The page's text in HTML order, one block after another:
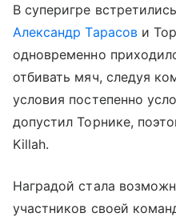
В суперигре
Александр Тарасови
одновременно
отбивать мяч, следуя
условия постепенно
допустил Торнике,
Killah.
Наградой стала
участников своей